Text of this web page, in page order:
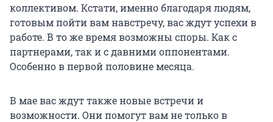
коллективом. Кстати, именно благодаря людям,
готовым пойти вам навстречу, вас ждут успехи в
работе. В то же время возможны споры. Как с
партнерами, так и с давними оппонентами.
Особенно в первой половине месяца.
В мае вас ждут также новые встречи и
возможности. Они помогут вам не только в